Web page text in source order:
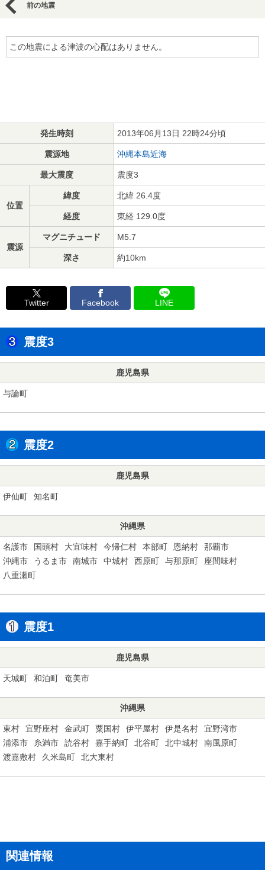
前の地震
この地震による津波の心配はありません。
発生時刻 2013年06月13日 22時24分頃
震源地 沖縄本島近海
最大震度 震度3
位置
緯度 北緯 26.4度
経度 東経 129.0度
震源
マグニチュード M5.7
深さ 約10km
Twitter Facebook LINE
震度3
鹿児島県
与論町
震度2
鹿児島県
伊仙町 知名町
沖縄県
名護市 国頭村 大宜味村 今帰仁村 本部町 恩納村
那覇市
沖縄市
うるま市 南城市 中城村 西原町 与那原町
座間味村
八重瀬町
震度1
鹿児島県
天城町 和泊町 奄美市
沖縄県
東村 宜野座村 金武町 粟国村 伊平屋村 伊是名村
宜野湾市
浦添市
糸満市 読谷村 嘉手納町 北谷町 北中城村
南風原町
渡嘉敷村
久米島町 北大東村
関連情報